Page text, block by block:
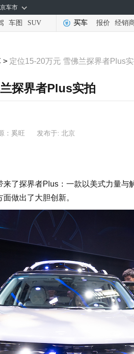
车市
车图 SUV 买车 报价 经销
> 定位15-20万元 雪佛兰探界者Plus
探界者Plus实拍
： 奚旺 发布于: 北京
探界者Plus：一款以美式力量与
做出了大胆创新。